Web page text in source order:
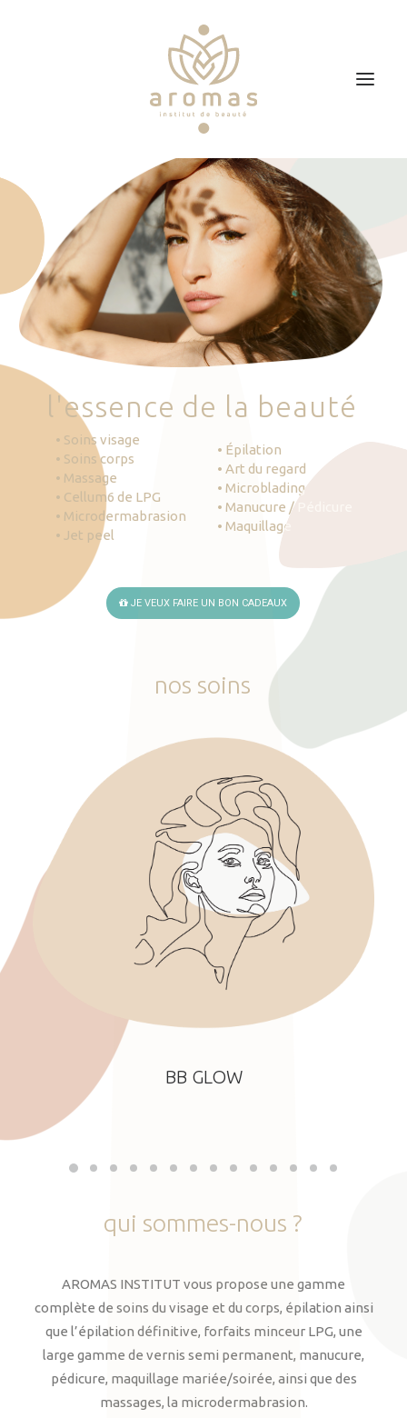
Soins
Je veux faire un bon cadeau
Plan d’accès
Prendre RDV
'essence de la beauté
• Soins visage
• Soins corps
• Massage
• Cellum6 de LPG
• Microdermabrasion
• Jet peel
• Épilation
• Art du regard
• Microblading
• Manucure / Pédicure
• Maquillage
JE VEUX FAIRE UN BON CADEAUX
nos soins
BB GLOW
qui sommes-nous ?
AROMAS INSTITUT vous propose une gamme
complète de soins du visage et du corps, épilation ainsi
que l’épilation définitive, forfaits minceur LPG, une
large gamme de vernis semi permanent, manucure,
pédicure, maquillage mariée/soirée, ainsi que des
massages, la microdermabrasion.